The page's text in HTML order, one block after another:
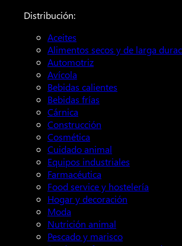
Distribución:
Aceites
Alimentos secos y de larga
Automotriz
Avícola
Bebidas calientes
Bebidas frías
Cárnica
Construcción
Cosmética
Cuidado animal
Equipos industriales
Farmacéutica
Food service y hostelería
Hogar y decoración
Moda
Nutrición animal
Pescado y marisco